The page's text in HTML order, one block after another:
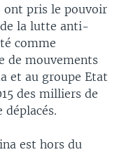
ont pris le pouvoir
la lutte anti-
comme
de mouvements
et au groupe Etat
des milliers de
est hors du